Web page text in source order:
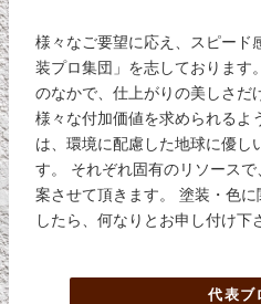
様々なご要望に応え、スピード
装プロ集団」を志しております
のなかで、仕上がりの美しさだ
様々な付加価値を求められるよ
は、環境に配慮した地球に優し
す。 それぞれ固有のリソース
案させて頂きます。 塗装・色
したら、何なりとお申し付け下
代表ブ